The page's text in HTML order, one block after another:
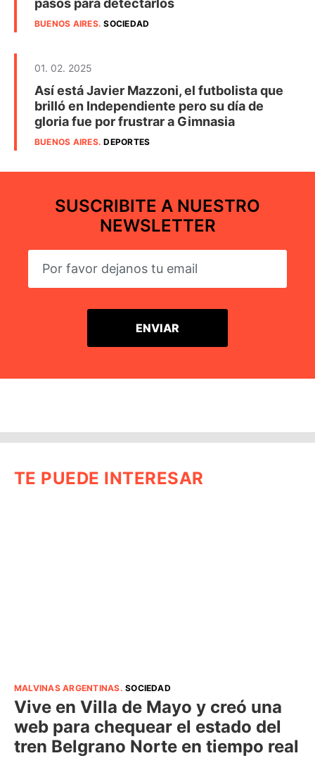
pasos para detectarlos
BUENOS AIRES.SOCIEDAD
01. 02. 2025
Así está Javier Mazzoni, el futbolista que
brilló en Independiente pero su día de
gloria fue por frustrar a Gimnasia
BUENOS AIRES.DEPORTES
SUSCRIBITE A NUESTRO
NEWSLETTER
TE PUEDE INTERESAR
MALVINAS ARGENTINAS.SOCIEDAD
Vive en Villa de Mayo y creó una
web para chequear el estado del
tren Belgrano Norte en tiempo real